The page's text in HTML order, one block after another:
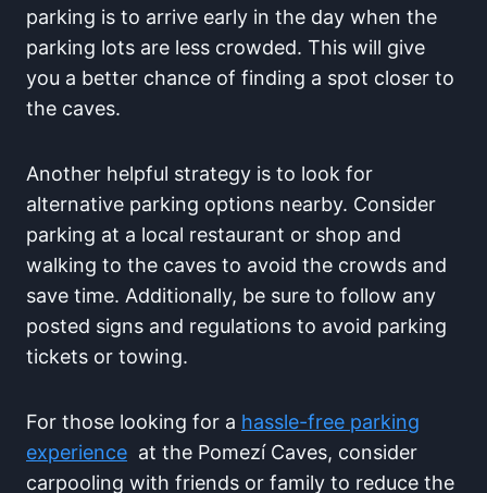
parking ​is⁣ to arrive early in the day‍ when the⁣
parking lots are less​ crowded. This will ⁣give
you ‍a better‌ chance of finding‍ a spot closer to
the ⁤caves.
Another‍ helpful⁣ strategy is to look for
alternative parking options nearby. Consider
parking at a local restaurant or shop​ and
walking to the caves⁣ to avoid the ​crowds and
save time. ​Additionally,⁣ be sure to‌ follow ⁢any
posted signs ‍and regulations to avoid parking
tickets or towing.
For those ‍looking ⁣for a hassle-free ​parking
‍experience ‍ at the Pomezí⁤ Caves, consider
⁢carpooling with friends⁤ or family‍ to reduce the